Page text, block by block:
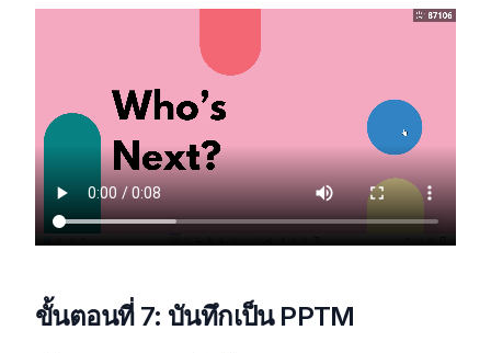
ขั้นตอนที่ 7: บันทึกเป็น PPTM